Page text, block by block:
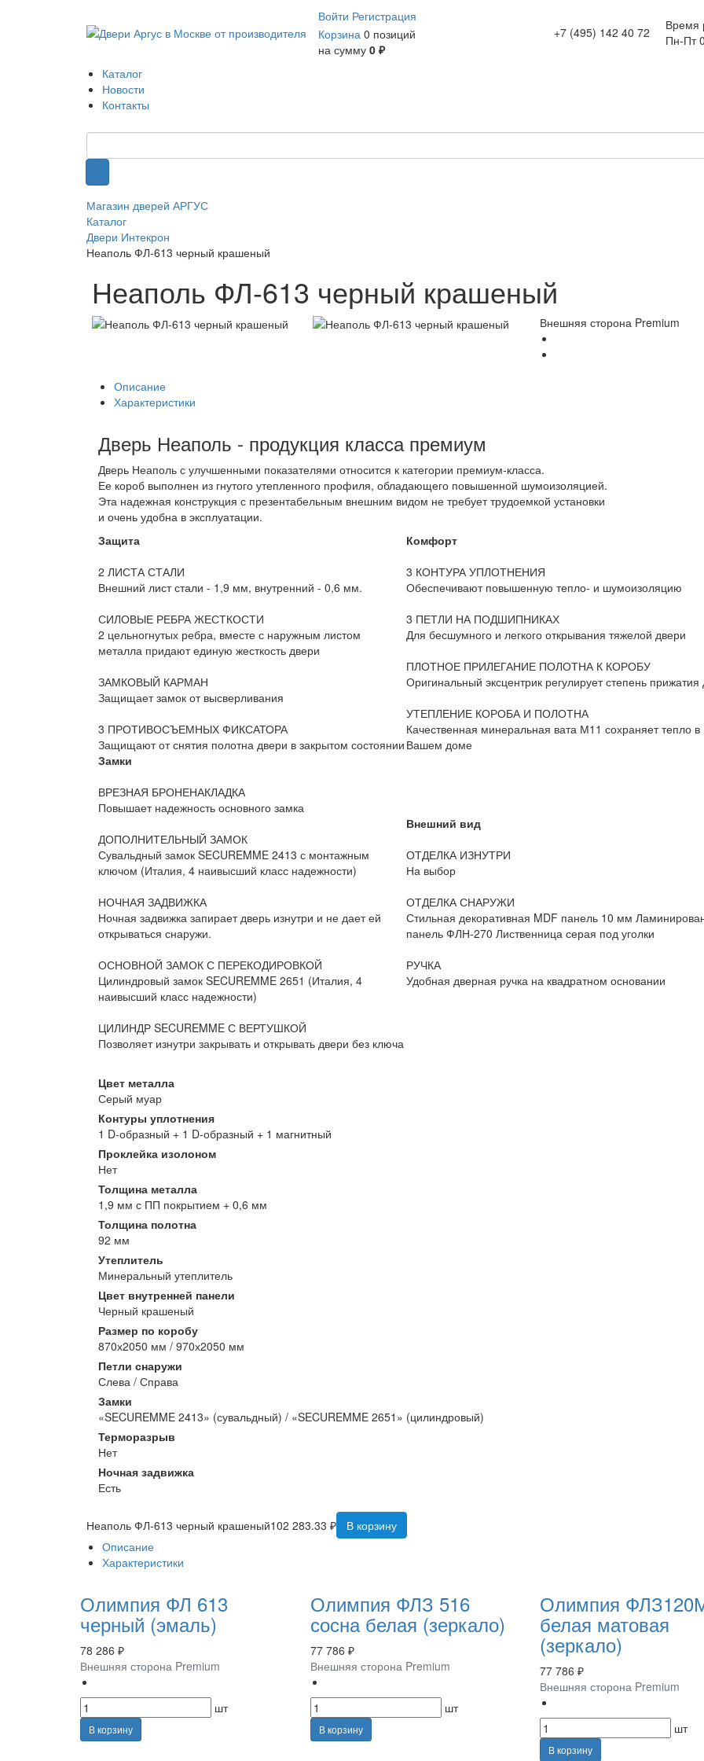
Войти Регистрация
Корзина 0 позиций
на сумму 0 ₽
+7 (495) 142 40 72
Время
Пн-Пт
Каталог
Новости
Контакты
Магазин дверей АРГУС
Каталог
Двери Интекрон
Неаполь ФЛ-613 черный крашеный
Неаполь ФЛ-613 черный крашеный
Внешняя сторона Premium
Описание
Характеристики
Дверь Неаполь - продукция класса премиум
Дверь Неаполь с улучшенными показателями относится к категории премиум-класса.
Ее короб выполнен из гнутого утепленного профиля, обладающего повышенной шумоизоляцией.
Эта надежная конструкция с презентабельным внешним видом не требует трудоемкой установки
и очень удобна в эксплуатации.
Защита
2 ЛИСТА СТАЛИ
Внешний лист стали - 1,9 мм, внутренний - 0,6 мм.
СИЛОВЫЕ РЕБРА ЖЕСТКОСТИ
2 цельногнутых ребра, вместе с наружным листом
металла придают единую жесткость двери
ЗАМКОВЫЙ КАРМАН
Защищает замок от высверливания
3 ПРОТИВОСЪЕМНЫХ ФИКСАТОРА
Защищают от снятия полотна двери в закрытом состоянии
Комфорт
3 КОНТУРА УПЛОТНЕНИЯ
Обеспечивают повышенную тепло- и шумоизоляцию
3 ПЕТЛИ НА ПОДШИПНИКАХ
Для бесшумного и легкого открывания тяжелой двери
ПЛОТНОЕ ПРИЛЕГАНИЕ ПОЛОТНА К КОРОБУ
Оригинальный эксцентрик регулирует степень прижатия
УТЕПЛЕНИЕ КОРОБА И ПОЛОТНА
Качественная минеральная вата М11 сохраняет тепло в
Вашем доме
Замки
ВРЕЗНАЯ БРОНЕНАКЛАДКА
Повышает надежность основного замка
ДОПОЛНИТЕЛЬНЫЙ ЗАМОК
Сувальдный замок SECUREMME 2413 с монтажным
ключом (Италия, 4 наивысший класс надежности)
НОЧНАЯ ЗАДВИЖКА
Ночная задвижка запирает дверь изнутри и не дает ей
открываться снаружи.
ОСНОВНОЙ ЗАМОК С ПЕРЕКОДИРОВКОЙ
Цилиндровый замок SECUREMME 2651 (Италия, 4
наивысший класс надежности)
ЦИЛИНДР SECUREMME С ВЕРТУШКОЙ
Позволяет изнутри закрывать и открывать двери без ключа
Внешний вид
ОТДЕЛКА ИЗНУТРИ
На выбор
ОТДЕЛКА СНАРУЖИ
Стильная декоративная MDF панель 10 мм
панель ФЛН-270 Лиственница серая под уголки
РУЧКА
Удобная дверная ручка на квадратном основании
Цвет металла
Серый муар
Контуры уплотнения
1 D-образный + 1 D-образный + 1 магнитный
Проклейка изолоном
Нет
Толщина металла
1,9 мм с ПП покрытием + 0,6 мм
Толщина полотна
92 мм
Утеплитель
Минеральный утеплитель
Цвет внутренней панели
Черный крашеный
Размер по коробу
870х2050 мм / 970х2050 мм
Петли снаружи
Слева / Справа
Замки
«SECUREMME 2413» (сувальдный) / «SECUREMME 2651» (цилиндровый)
Терморазрыв
Нет
Ночная задвижка
Есть
Неаполь ФЛ-613 черный крашеный102 283.33 ₽
В корзину
Описание
Характеристики
Олимпия ФЛ 613
черный (эмаль)
78 286 ₽
Внешняя сторона Premium
шт
В корзину
Олимпия ФЛЗ 516
сосна белая (зеркало)
77 786 ₽
Внешняя сторона Premium
шт
В корзину
Олимпия
белая матовая
(зеркало)
77 786 ₽
Внешняя сторона Premium
шт
В корзину